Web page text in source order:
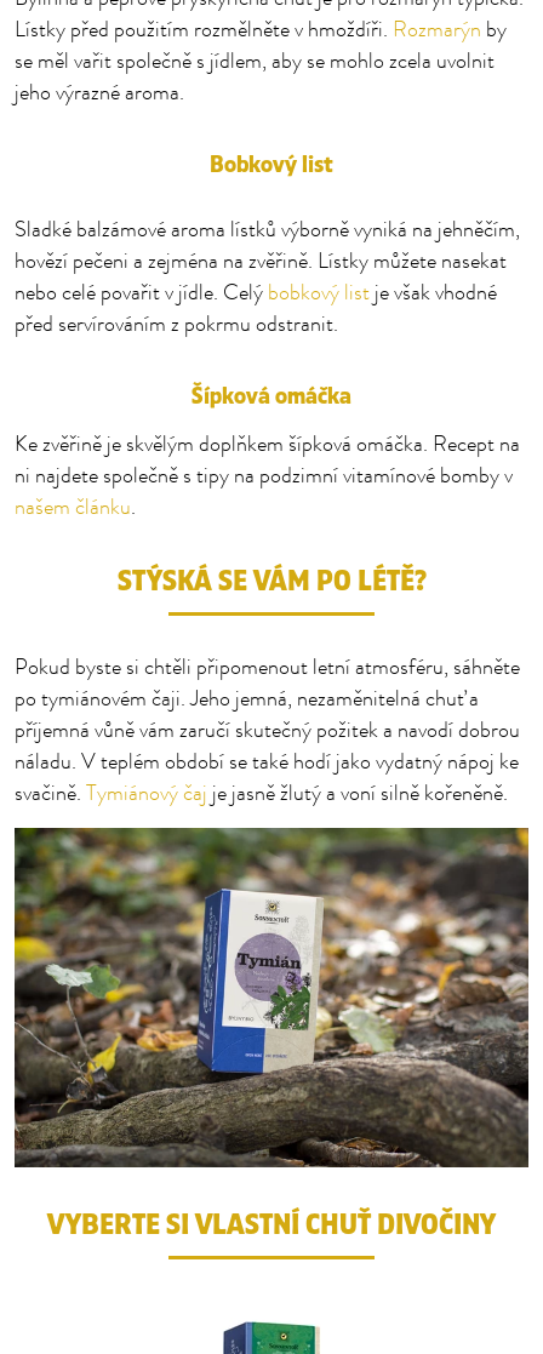
Lístky před použitím rozmělněte v hmoždíři. Rozmarýn by
se měl vařit společně s jídlem, aby se mohlo zcela uvolnit
jeho výrazné aroma.
Bobkový list
Sladké balzámové aroma lístků výborně vyniká na jehněčím,
hovězí pečeni a zejména na zvěřině. Lístky můžete nasekat
nebo celé povařit v jídle. Celý bobkový list je však vhodné
před servírováním z pokrmu odstranit.
Šípková omáčka
Ke zvěřině je skvělým doplňkem šípková omáčka. Recept na
ni najdete společně s tipy na podzimní vitamínové bomby v
našem článku.
STÝSKÁ SE VÁM PO LÉTĚ?
Pokud byste si chtěli připomenout letní atmosféru, sáhněte
po tymiánovém čaji. Jeho jemná, nezaměnitelná chuť a
příjemná vůně vám zaručí skutečný požitek a navodí dobrou
náladu. V teplém období se také hodí jako vydatný nápoj ke
svačině. Tymiánový čaj je jasně žlutý a voní silně kořeněně.
VYBERTE SI VLASTNÍ CHUŤ DIVOČINY